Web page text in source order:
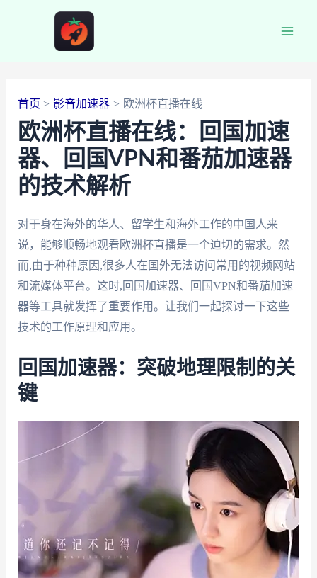
首页 影音加速器 欧洲杯直播在线
欧洲杯直播在线：回国加速
器、回国VPN和番茄加速器
的技术解析
对于身在海外的华人、留学生和海外工作的中国人来
说，能够顺畅地观看欧洲杯直播是一个迫切的需求。然
而,由于种种原因,很多人在国外无法访问常用的视频网站
和流媒体平台。这时,回国加速器、回国VPN和番茄加速
器等工具就发挥了重要作用。让我们一起探讨一下这些
技术的工作原理和应用。
回国加速器：突破地理限制的关
键